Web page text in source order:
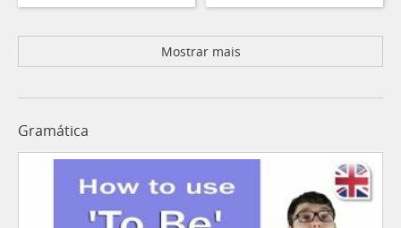
Mostrar mais
Gramática